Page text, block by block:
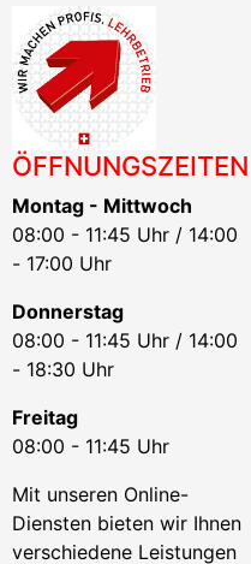
ÖFFNUNGSZEITEN
Montag - Mittwoch
08:00 - 11:45 Uhr / 14:00
- 17:00 Uhr
Donnerstag
08:00 - 11:45 Uhr / 14:00
- 18:30 Uhr
Freitag
08:00 - 11:45 Uhr
Mit unseren Online-
Diensten bieten wir Ihnen
verschiedene Leistungen